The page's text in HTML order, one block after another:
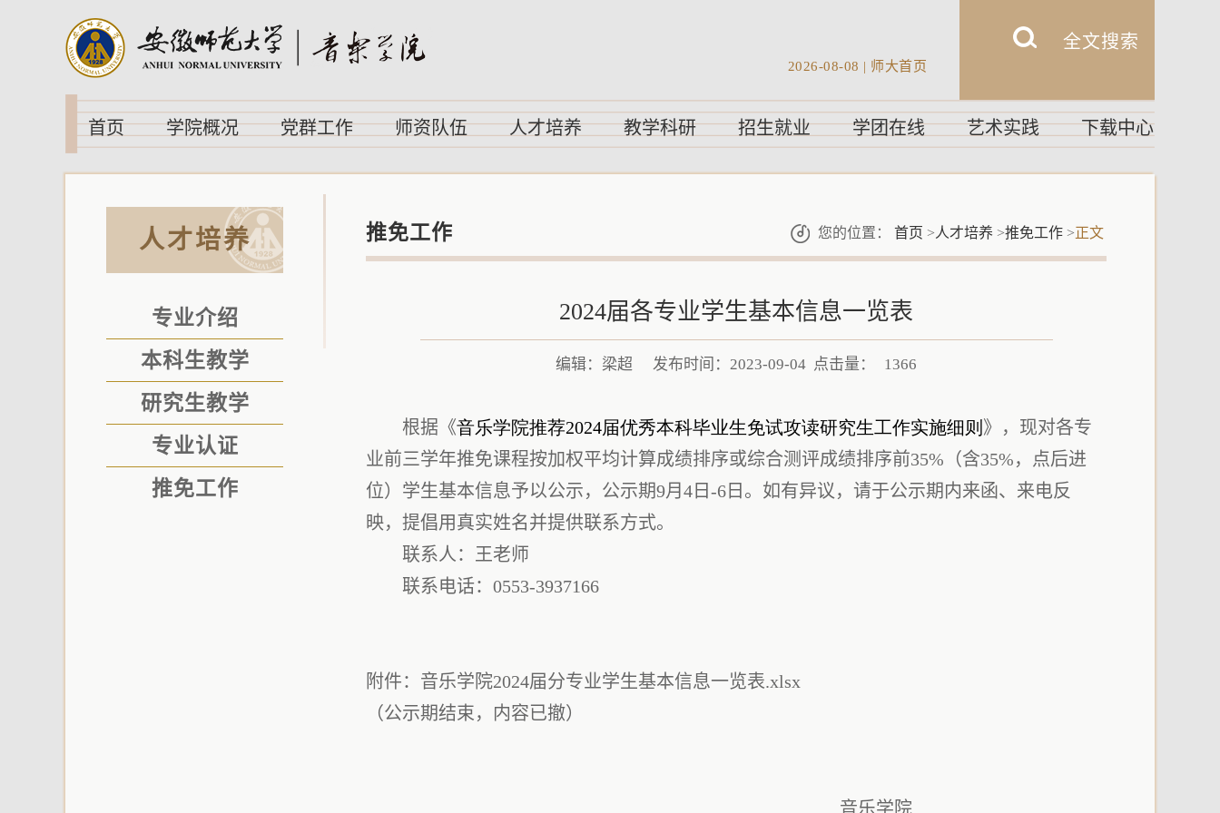
2026-08-08 | 师大首页
首页 学院概况 党群工作 师资队伍 人才培养 教学科研 招生就业 学团在线 艺术实践 下载中心
人才培养
专业介绍
本科生教学
研究生教学
专业认证
推免工作
推免工作 您的位置： 首页 >人才培养 >推免工作 >正文
2024届各专业学生基本信息一览表
编辑：梁超 发布时间：2023-09-04 点击量： 1366
根据《音乐学院推荐2024届优秀本科毕业生免试攻读研究生工作实施细则 》，现对各专
业前三学年推免课程按加权平均计算成绩排序或综合测评成绩排序前35%（含35%，点后进
位） 学生基本信息予以公示，公示期9月4日-6日。如有异议，请于公示期内来函、来电反
映，提倡用真实姓名并提供联系方式。
联系人：王老师
联系电话：0553-3937166
附件： 音乐学院2024届分专业学生基本信息一览表.xlsx
（公示期结束，内容已撤）
音乐学院